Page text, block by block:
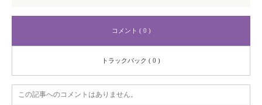
コメント ( 0 )
トラックバック ( 0 )
この記事へのコメントはありません。